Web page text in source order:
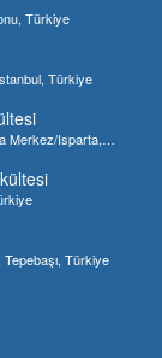
Türkiye
Türkiye
Merkez/Isparta,
Türkiye